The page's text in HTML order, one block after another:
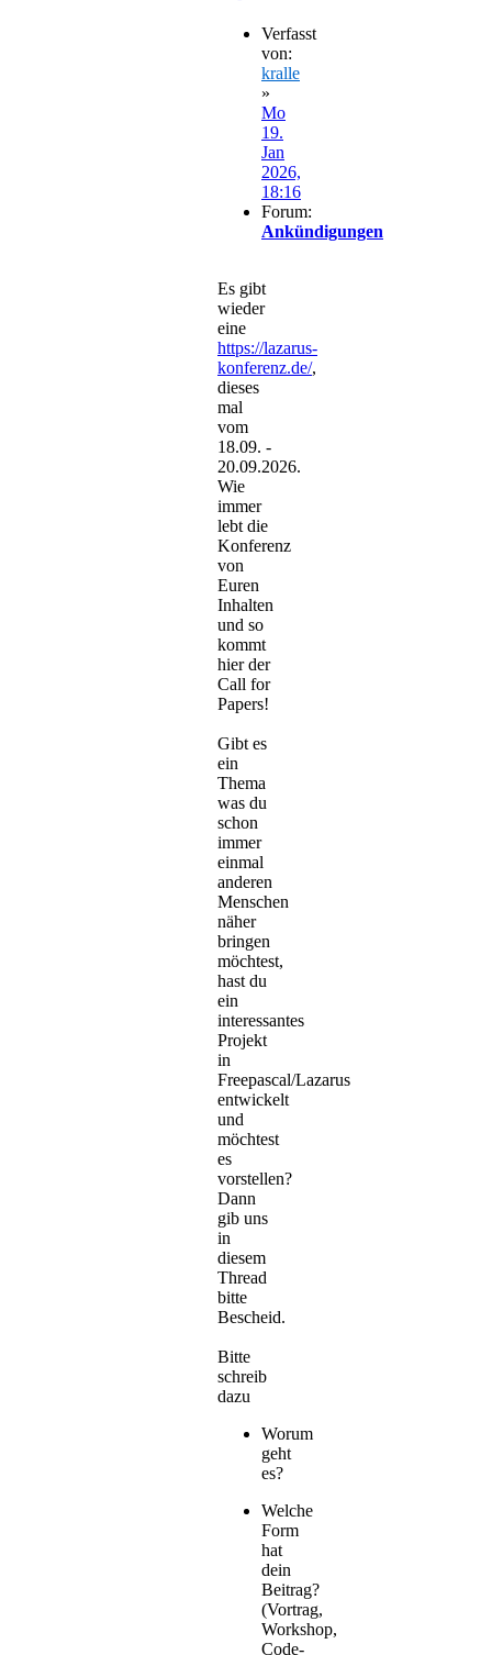
Verfasst
von:
kralle
»
Mo
19.
Jan
2026,
18:16
Forum:
Ankündigungen
Es gibt
wieder
eine
https://lazarus-
konferenz.de/,
dieses
mal
vom
18.09. -
20.09.2026.
Wie
immer
lebt die
Konferenz
von
Euren
Inhalten
und so
kommt
hier der
Call for
Papers!
Gibt es
ein
Thema
was du
schon
immer
einmal
anderen
Menschen
näher
bringen
möchtest,
hast du
ein
interessantes
Projekt
in
Freepascal/Lazarus
entwickelt
und
möchtest
es
vorstellen?
Dann
gib uns
in
diesem
Thread
bitte
Bescheid.
Bitte
schreib
dazu
Worum
geht
es?
Welche
Form
hat
dein
Beitrag?
(Vortrag,
Workshop,
Code-